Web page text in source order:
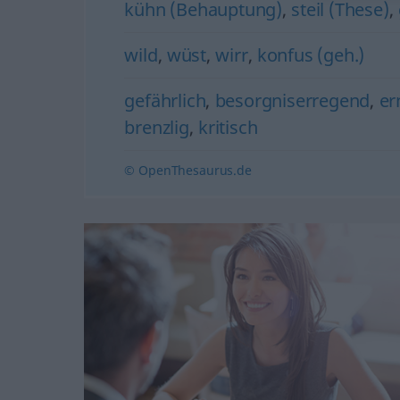
kühn (Behauptung), steil (These),
wild, wüst,wirr, konfus (geh.)
gefährlich, besorgniserregend,
brenzlig, kritisch
© OpenThesaurus.de